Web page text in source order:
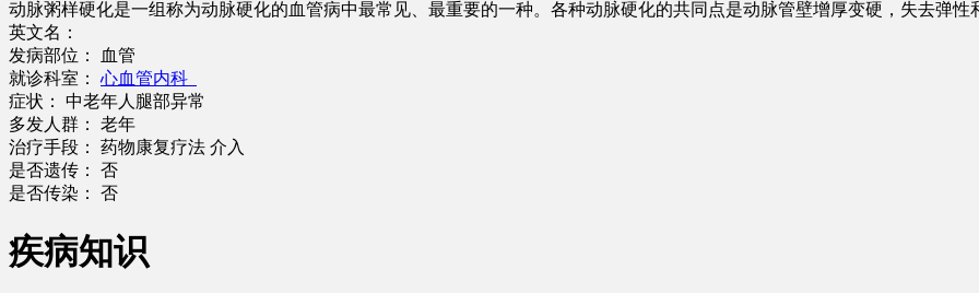
动脉粥样硬化是一组称为动脉硬化的血管病中最常见、最重要的一种。各种动脉硬化的共同点是动脉管壁增厚变硬，失去弹性
英文名：
发病部位：
血管
就诊科室：
心血管内科
症状：
中老年人腿部异常
多发人群：
老年
治疗手段：
药物康复疗法 介入
是否遗传：
否
是否传染：
否
疾病知识